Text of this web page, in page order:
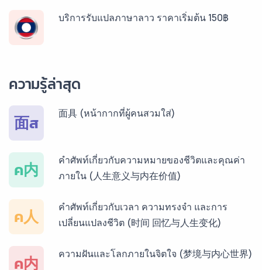
บริการรับแปลภาษาลาว ราคาเริ่มต้น 150฿
บริการรับแปลภาษากัมพูชา ราคาเริ่มต้น 150฿
บริการรับแปลภาษาเวียดนาม ราคาเริ่มต้น 150฿
บริการรับแปลภาษาฝรั่งเศส ราคาเริ่มต้น 150฿
บริการรับแปลภาษาสเปน ราคาเริ่มต้น 150฿
ความรู้ล่าสุด
面ส 面具 (หน้ากากที่ผู้คนสวมใส่)
ค内
คำศัพท์เกี่ยวกับความหมายของชีวิตและคุณค่า
ภายใน (人生意义与内在价值)
ค人
คำศัพท์เกี่ยวกับเวลา ความทรงจำ และการ
เปลี่ยนแปลงชีวิต (时间 回忆与人生变化)
ค内 ความฝันและโลกภายในจิตใจ (梦境与内心世界)